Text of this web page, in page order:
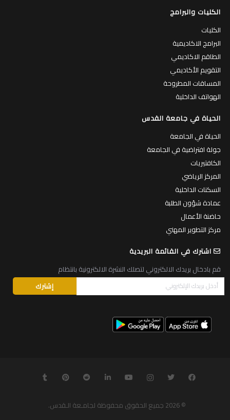
الكليات والبرامج
الكليات
البرامج الاكاديمية
الطاقم الاكاديمي
التقويم الأكاديمي
المساقات المطروحة
الهواتف الداخلية
الحياة في جامعة القدس
الحياة في الجامعة
جولة افتراضية في الجامعة
الكافتيريات
المركز الرياضي
السكنات الداخلية
عمادة شؤون الطلبة
حاضنة الأعمال
مركز التطوير المهني
اشترك في القائمة البريدية
قم بادخال بريدك الالكتروني لتصلك النشرة الالكترونية بانتظام
© 2026 جميع الحقوق محفوظة لجامـعة الـقدس